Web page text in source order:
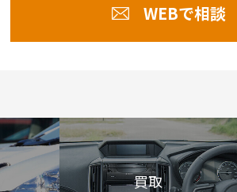
WEBで相談
買取